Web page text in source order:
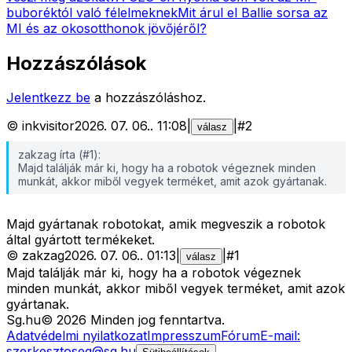
buboréktól való félelmeknekMit árul el Ballie sorsa az
MI és az okosotthonok jövőjéről?
Hozzászólások
Jelentkezz be a hozzászóláshoz.
© inkvisitor2026. 07. 06.. 11:08 válasz #2
zakzag írta (#1):
Majd találják már ki, hogy ha a robotok végeznek minden
munkát, akkor miből vegyek terméket, amit azok gyártanak.
Majd gyártanak robotokat, amik megveszik a robotok
által gyártott termékeket.
© zakzag2026. 07. 06.. 01:13 válasz #1
Majd találják már ki, hogy ha a robotok végeznek
minden munkát, akkor miből vegyek terméket, amit azok
gyártanak.
Sg.hu© 2026 Minden jog fenntartva.
Adatvédelmi nyilatkozatImpresszumFórumE-mail: